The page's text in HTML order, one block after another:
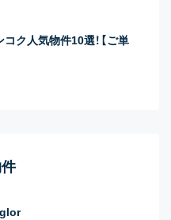
ク人気物件10選！【ご単